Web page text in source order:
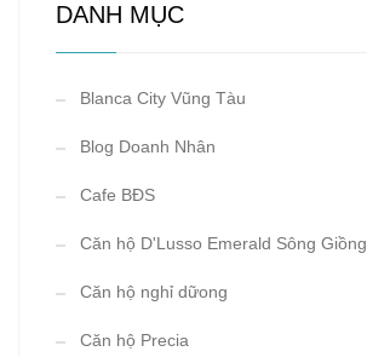
DANH MỤC
Blanca City Vũng Tàu
Blog Doanh Nhân
Cafe BĐS
Căn hộ D'Lusso Emerald Sông Giồng
Căn hộ nghỉ dữong
Căn hộ Precia